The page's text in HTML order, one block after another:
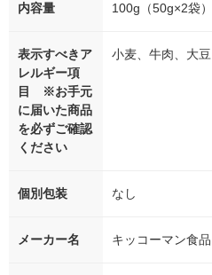
内容量 100g（50g×2袋）
表示すべきア
レルギー項
目 ※お手元
に届いた商品
を必ずご確認
ください
小麦、牛肉、大豆
個別包装 なし
メーカー名 キッコーマン食品